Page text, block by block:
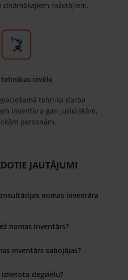
ražotājiem.
tehnikas izvēle
tehnika darba
inventāru gan juridiskām,
personām.
JAUTĀJUMI
nomas inventāra
nomas inventārs?
inventārs sabojājas?
degvielu?